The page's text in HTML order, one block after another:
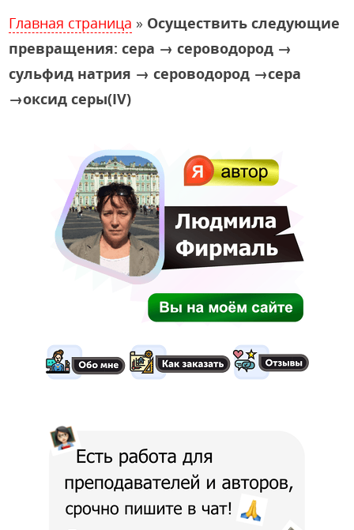
Главная страница » Осуществить следующие
превращения: сера → сероводород →
сульфид натрия → сероводород →сера
→оксид серы(IV)